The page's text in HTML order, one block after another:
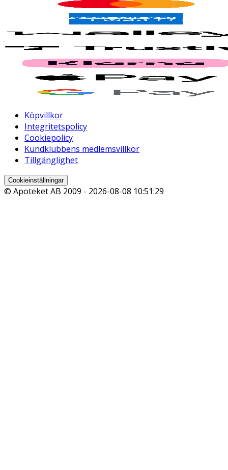
Köpvillkor
Integritetspolicy
Cookiepolicy
Kundklubbens medlemsvillkor
Tillgänglighet
Cookieinställningar
© Apoteket AB 2009 - 2026-08-08 10:51:29